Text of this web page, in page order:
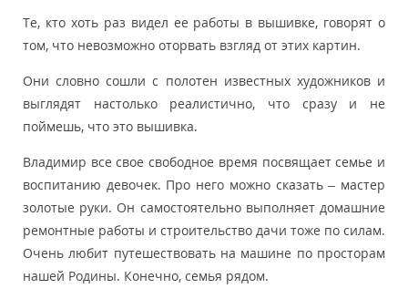
Те, кто хоть раз видел ее работы в вышивке, говорят о
том, что невозможно оторвать взгляд от этих картин.
Они словно сошли с полотен известных художников и
выглядят настолько реалистично, что сразу и не
поймешь, что это вышивка.
Владимир все свое свободное время посвящает семье и
воспитанию девочек. Про него можно сказать – мастер
золотые руки. Он самостоятельно выполняет домашние
ремонтные работы и строительство дачи тоже по силам.
Очень любит путешествовать на машине по просторам
нашей Родины. Конечно, семья рядом.